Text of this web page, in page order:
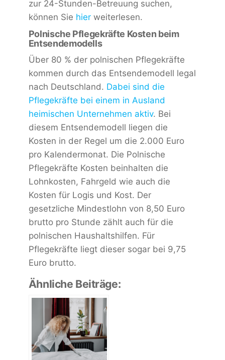
zur 24-Stunden-Betreuung suchen,
können Sie hierweiterlesen.
Polnische Pflegekräfte Kosten beim
Entsendemodells
Über 80 % der polnischen Pflegekräfte
kommen durch das Entsendemodell legal
nach Deutschland. Dabei sind die
Pflegekräfte bei einem in Ausland
heimischen Unternehmen aktiv. Bei
diesem Entsendemodell liegen die
Kosten in der Regel um die 2.000 Euro
pro Kalendermonat. Die Polnische
Pflegekräfte Kosten beinhalten die
Lohnkosten, Fahrgeld wie auch die
Kosten für Logis und Kost. Der
gesetzliche Mindestlohn von 8,50 Euro
brutto pro Stunde zählt auch für die
polnischen Haushaltshilfen. Für
Pflegekräfte liegt dieser sogar bei 9,75
Euro brutto.
Ähnliche Beiträge: